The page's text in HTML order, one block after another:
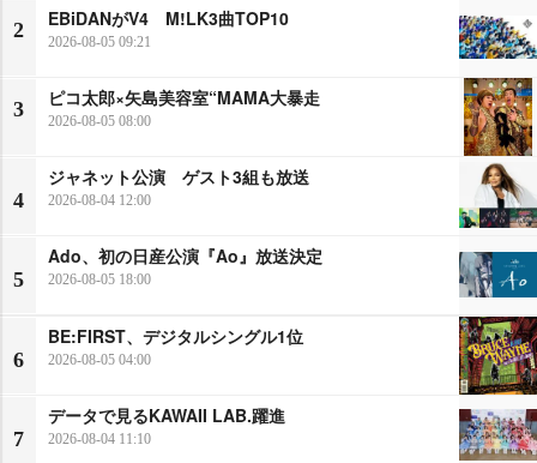
2
EBiDANがV4 M!LK3曲TOP10
2026-08-05 09:21
3
ピコ太郎×矢島美容室“MAMA大暴走
2026-08-05 08:00
4
ジャネット公演 ゲスト3組も放送
2026-08-04 12:00
5
Ado、初の日産公演『Ao』放送決定
2026-08-05 18:00
6
BE:FIRST、デジタルシングル1位
2026-08-05 04:00
7
データで見るKAWAII LAB.躍進
2026-08-04 11:10